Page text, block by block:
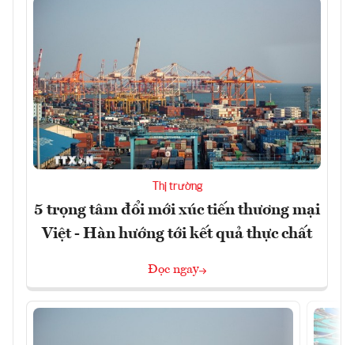
Thị trường
5 trọng tâm đổi mới xúc tiến thương mại
Việt - Hàn hướng tới kết quả thực chất
Đọc ngay